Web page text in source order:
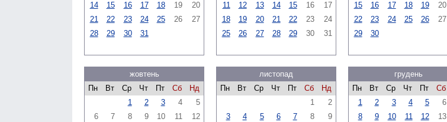
14
15 16 17 18 19
20
21
22 23 24 25 26
27
28
29 30 31
11
12 13 14 15 16
17
18
19 20 21 22 23
24
25
26 27 28 29 30 31
15
16 17 18 19 20
22
23 24 25 26 27
29
30
жовтень
Пн
Вт Ср Чт Пт Сб
Нд
1
2 3 4
5
6
7 8 9 10 11
12
листопад
Пн
Вт Ср Чт Пт Сб
Нд
1
2
3
4 5 6 7 8
9
грудень
Пн
Вт Ср Чт Пт Сб
1
2 3 4 5 6
8
9 10 11 12 13